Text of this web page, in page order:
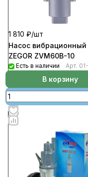
1 810 ₽/шт
Насос вибрационный
ZEGOR ZVM60B-10
Есть в наличии Арт.
В корзину